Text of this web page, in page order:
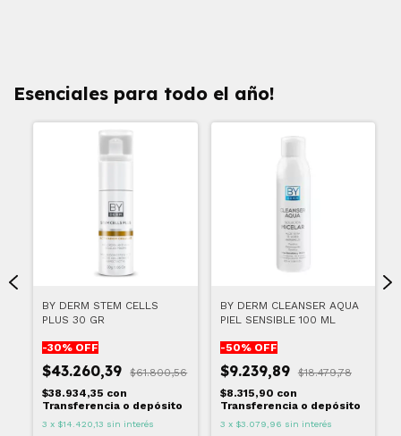
Esenciales para todo el año!
BY DERM STEM CELLS
PLUS 30 GR
-30% OFF
$43.260,39
$61.800,56
$38.934,35 con
Transferencia o depósito
3 x $14.420,13 sin interés
BY DERM CLEANSER AQUA
PIEL SENSIBLE 100 ML
-50% OFF
$9.239,89
$18.479,78
$8.315,90 con
Transferencia o depósito
3 x $3.079,96 sin interés